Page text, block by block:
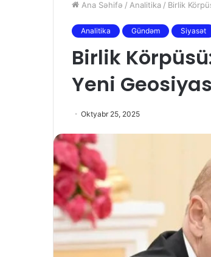
Ana Səhifə / Analitika / Birlik
Analitika Gündəm Siyasət
Birlik
Yeni
Oktyabr 25, 2025